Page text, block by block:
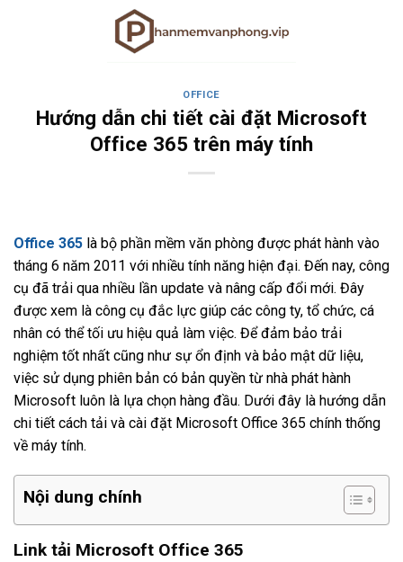
OFFICE
Hướng dẫn chi tiết cài đặt Microsoft
Office 365 trên máy tính
Office 365 là bộ phần mềm văn phòng được phát hành vào
tháng 6 năm 2011 với nhiều tính năng hiện đại. Đến nay, công
cụ đã trải qua nhiều lần update và nâng cấp đổi mới. Đây
được xem là công cụ đắc lực giúp các công ty, tổ chức, cá
nhân có thể tối ưu hiệu quả làm việc. Để đảm bảo trải
nghiệm tốt nhất cũng như sự ổn định và bảo mật dữ liệu,
việc sử dụng phiên bản có bản quyền từ nhà phát hành
Microsoft luôn là lựa chọn hàng đầu. Dưới đây là hướng dẫn
chi tiết cách tải và cài đặt Microsoft Office 365 chính thống
về máy tính.
Nội dung chính
Link tải Microsoft Office 365